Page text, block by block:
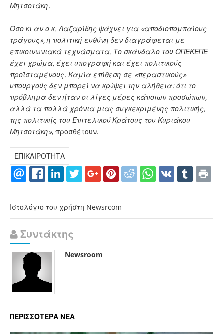
Μητσοτάκη.
Όσο κι αν ο κ. Λαζαρίδης ψάχνει για «αποδιοπομπαίους
τράγους», η πολιτική ευθύνη δεν διαγράφεται με
επικοινωνιακά τεχνάσματα. Το σκάνδαλο του ΟΠΕΚΕΠΕ
έχει χρώμα, έχει υπογραφή και έχει πολιτικούς
προϊσταμένους. Καμία επίθεση σε «περαστικούς»
υπουργούς δεν μπορεί να κρύψει την αλήθεια: ότι το
πρόβλημα δεν ήταν οι λίγες μέρες κάποιων προσώπων,
αλλά τα πολλά χρόνια μιας συγκεκριμένης πολιτικής,
της πολιτικής του Επιτελικού Κράτους του Κυριάκου
Μητσοτάκη», προσθέτουν.
ΕΠΙΚΑΙΡΟΤΗΤΑ
Ιστολόγιο του χρήστη Newsroom
Συντάκτης
Newsroom
ΠΕΡΙΣΣΟΤΕΡΑ ΝΕΑ